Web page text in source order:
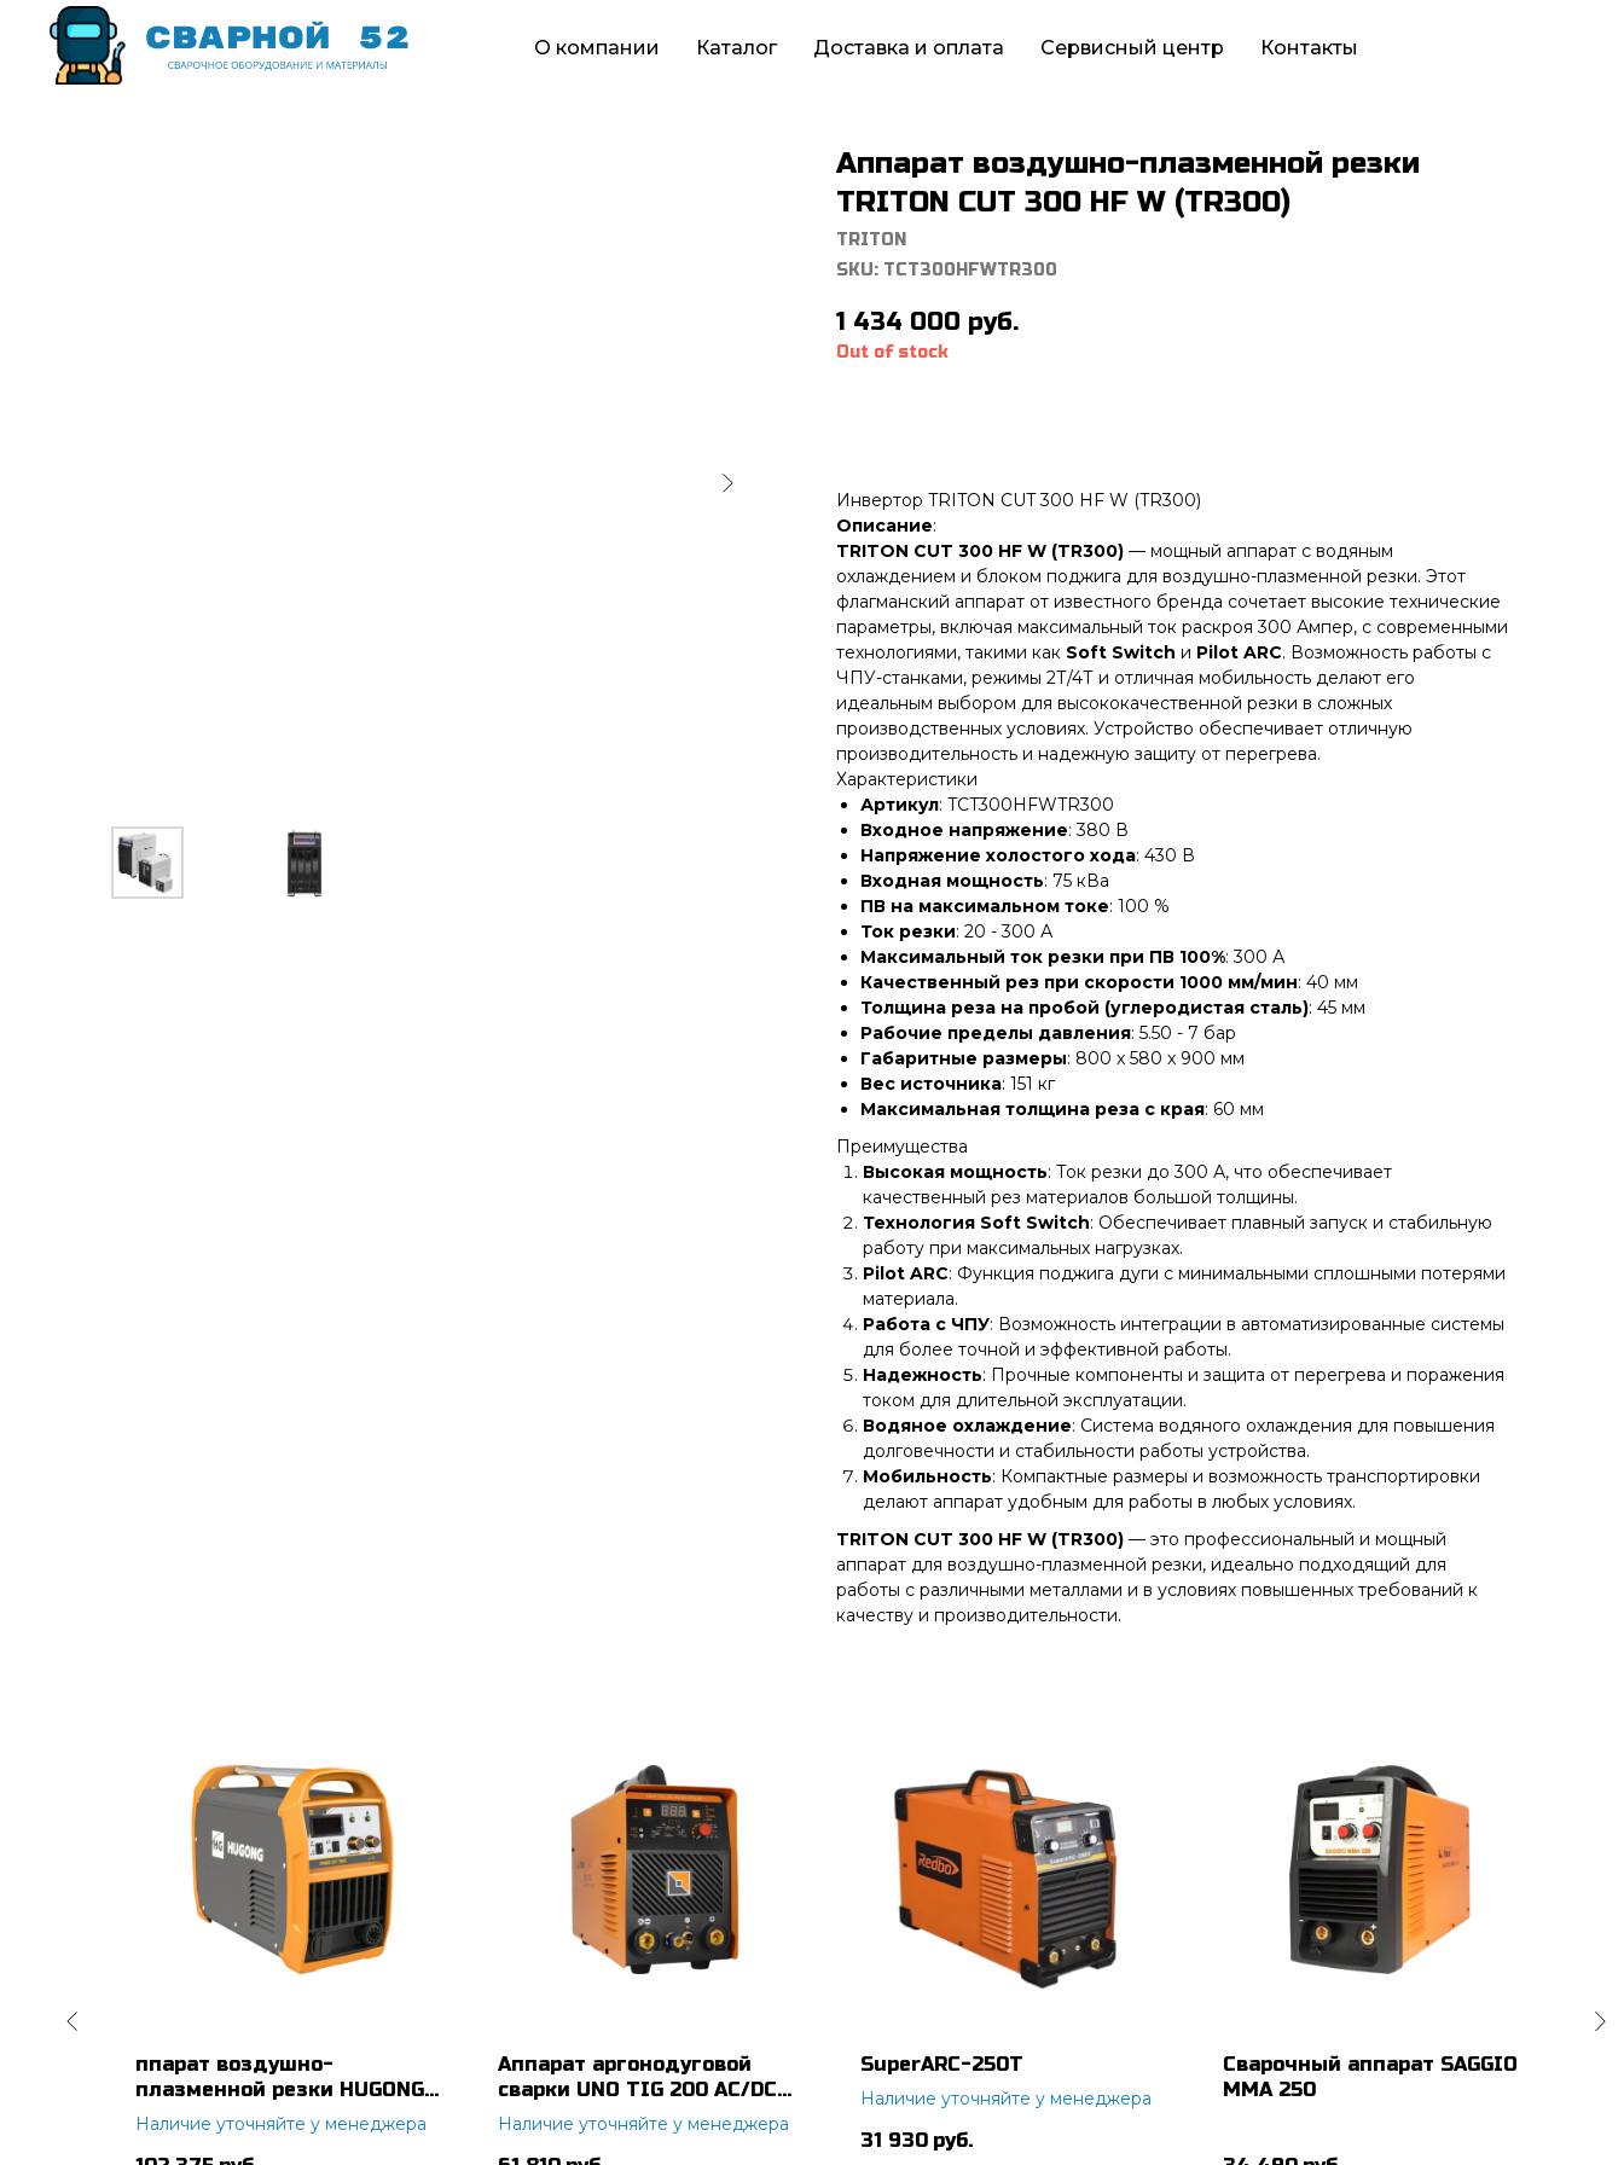
О компании Каталог Доставка и оплата Сервисный центр Контакты
Аппарат воздушно-плазменной резки
TRITON CUT 300 HF W (TR300)
TRITON
SKU: TCT300HFWTR300
1 434 000 руб.
Out of stock
Инвертор TRITON CUT 300 HF W (TR300)
Описание:
TRITON CUT 300 HF W (TR300) — мощный аппарат с водяным
охлаждением и блоком поджига для воздушно-плазменной резки. Этот
флагманский аппарат от известного бренда сочетает высокие технические
параметры, включая максимальный ток раскроя 300 Ампер, с современными
технологиями, такими как Soft Switch и Pilot ARC. Возможность работы с
ЧПУ-станками, режимы 2Т/4Т и отличная мобильность делают его
идеальным выбором для высококачественной резки в сложных
производственных условиях. Устройство обеспечивает отличную
производительность и надежную защиту от перегрева.
Характеристики
Артикул: TCT300HFWTR300
Входное напряжение: 380 В
Напряжение холостого хода: 430 В
Входная мощность: 75 кВа
ПВ на максимальном токе: 100 %
Ток резки: 20 - 300 А
Максимальный ток резки при ПВ 100%: 300 А
Качественный рез при скорости 1000 мм/мин: 40 мм
Толщина реза на пробой (углеродистая сталь): 45 мм
Рабочие пределы давления: 5.50 - 7 бар
Габаритные размеры: 800 x 580 x 900 мм
Вес источника: 151 кг
Максимальная толщина реза с края: 60 мм
Преимущества
Высокая мощность: Ток резки до 300 А, что обеспечивает
качественный рез материалов большой толщины.
Технология Soft Switch: Обеспечивает плавный запуск и стабильную
работу при максимальных нагрузках.
Pilot ARC: Функция поджига дуги с минимальными сплошными потерями
материала.
Работа с ЧПУ: Возможность интеграции в автоматизированные системы
для более точной и эффективной работы.
Надежность: Прочные компоненты и защита от перегрева и поражения
током для длительной эксплуатации.
Водяное охлаждение: Система водяного охлаждения для повышения
долговечности и стабильности работы устройства.
Мобильность: Компактные размеры и возможность транспортировки
делают аппарат удобным для работы в любых условиях.
TRITON CUT 300 HF W (TR300) — это профессиональный и мощный
аппарат для воздушно-плазменной резки, идеально подходящий для
работы с различными металлами и в условиях повышенных требований к
качеству и производительности.
ппарат воздушно-
плазменной резки HUGONG
POWER CUT 70 HF III
Наличие уточняйте у менеджера
Аппарат аргонодуговой
сварки UNO TIG 200 AC/DC
PULSE
Наличие уточняйте у менеджера
SuperARC-250T
Наличие уточняйте у менеджера
31 930 руб.
Сварочный аппарат SAGGIO
MMA 250